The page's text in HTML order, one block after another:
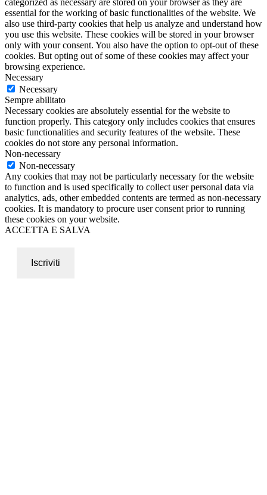
essential for the working of basic functionalities of the website. We
also use third-party cookies that help us analyze and understand how
you use this website. These cookies will be stored in your browser
only with your consent. You also have the option to opt-out of these
cookies. But opting out of some of these cookies may affect your
browsing experience.
Necessary
Necessary
Sempre abilitato
Necessary cookies are absolutely essential for the website to
function properly. This category only includes cookies that ensures
basic functionalities and security features of the website. These
cookies do not store any personal information.
Non-necessary
Non-necessary
Any cookies that may not be particularly necessary for the website
to function and is used specifically to collect user personal data via
analytics, ads, other embedded contents are termed as non-necessary
cookies. It is mandatory to procure user consent prior to running
these cookies on your website.
ACCETTA E SALVA
Iscriviti